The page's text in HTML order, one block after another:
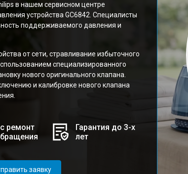
в нашем сервисном центре
устройства GC6842. Специалисты
поддерживаемого давления и
от сети, стравливание избыточного
специализированного
нового оригинального клапана.
и калибровке нового клапана
ремонт
Гарантия до 3-х
лет
заявку